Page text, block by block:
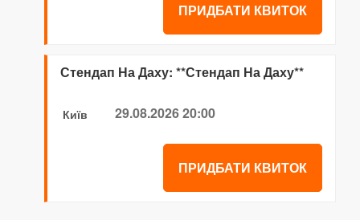
ПРИДБАТИ КВИТОК
Стендап На Даху: **Стендап На Даху**
Київ 29.08.2026 20:00
ПРИДБАТИ КВИТОК